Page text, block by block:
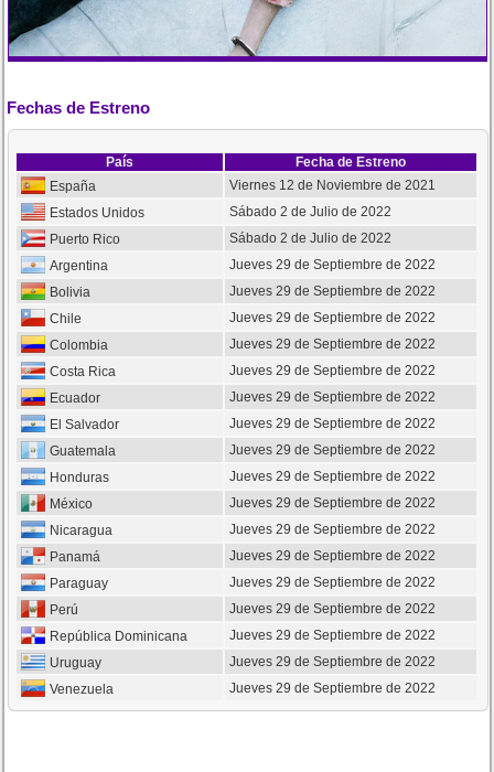
Fechas de Estreno
País
Fecha de Estreno
España
Viernes 12 de Noviembre de 2021
Estados Unidos
Sábado 2 de Julio de 2022
Puerto Rico
Sábado 2 de Julio de 2022
Argentina
Jueves 29 de Septiembre de 2022
Bolivia
Jueves 29 de Septiembre de 2022
Chile
Jueves 29 de Septiembre de 2022
Colombia
Jueves 29 de Septiembre de 2022
Costa Rica
Jueves 29 de Septiembre de 2022
Ecuador
Jueves 29 de Septiembre de 2022
El Salvador
Jueves 29 de Septiembre de 2022
Guatemala
Jueves 29 de Septiembre de 2022
Honduras
Jueves 29 de Septiembre de 2022
México
Jueves 29 de Septiembre de 2022
Nicaragua
Jueves 29 de Septiembre de 2022
Panamá
Jueves 29 de Septiembre de 2022
Paraguay
Jueves 29 de Septiembre de 2022
Perú
Jueves 29 de Septiembre de 2022
República Dominicana
Jueves 29 de Septiembre de 2022
Uruguay
Jueves 29 de Septiembre de 2022
Venezuela
Jueves 29 de Septiembre de 2022